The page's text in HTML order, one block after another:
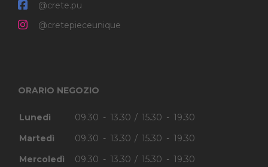
@crete.pu
@cretepieceunique
ORARIO NEGOZIO
Lunedì
09.30 - 13.30 / 15.30 - 19.30
Martedì
09.30 - 13.30 / 15.30 - 19.30
Mercoledì
09.30 - 13.30 / 15.30 - 19.30